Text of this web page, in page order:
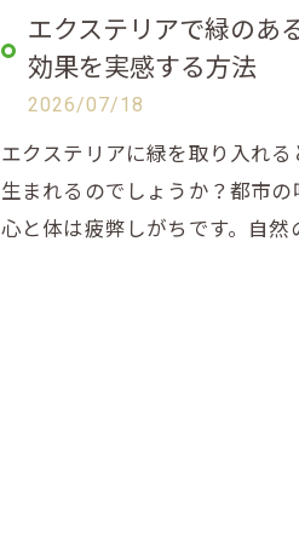
エクステリアで緑のあ
効果を実感する方法
2026/07/18
エクステリアに緑を取り入れ
生まれるのでしょうか？都市
心と体は疲弊しがちです。自